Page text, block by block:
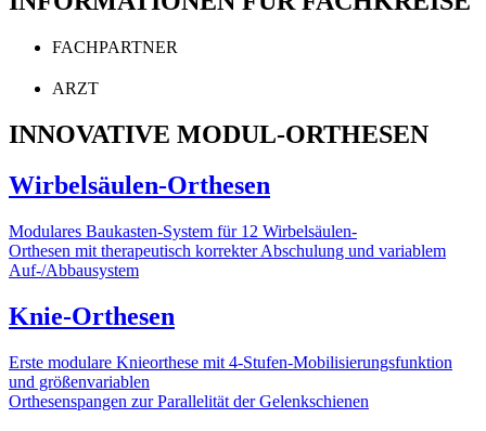
FACHPARTNER
ARZT
INNOVATIVE MODUL-ORTHESEN
Wirbelsäulen-Orthesen
Modulares Baukasten-System für 12 Wirbelsäulen-
Orthesen mit therapeutisch korrekter Abschulung und variablem
Auf-/Abbausystem
Knie-Orthesen
Erste modulare Knieorthese mit 4-Stufen-Mobilisierungsfunktion
und größenvariablen
Orthesenspangen zur Parallelität der Gelenkschienen